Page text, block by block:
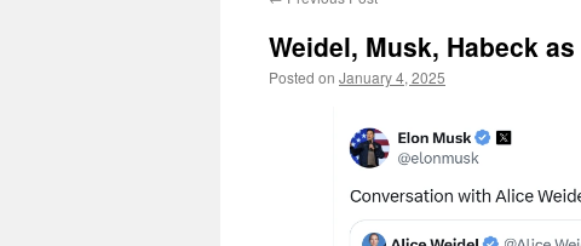
content
Weidel, Musk, Habeck as
Posted on January 4, 2025